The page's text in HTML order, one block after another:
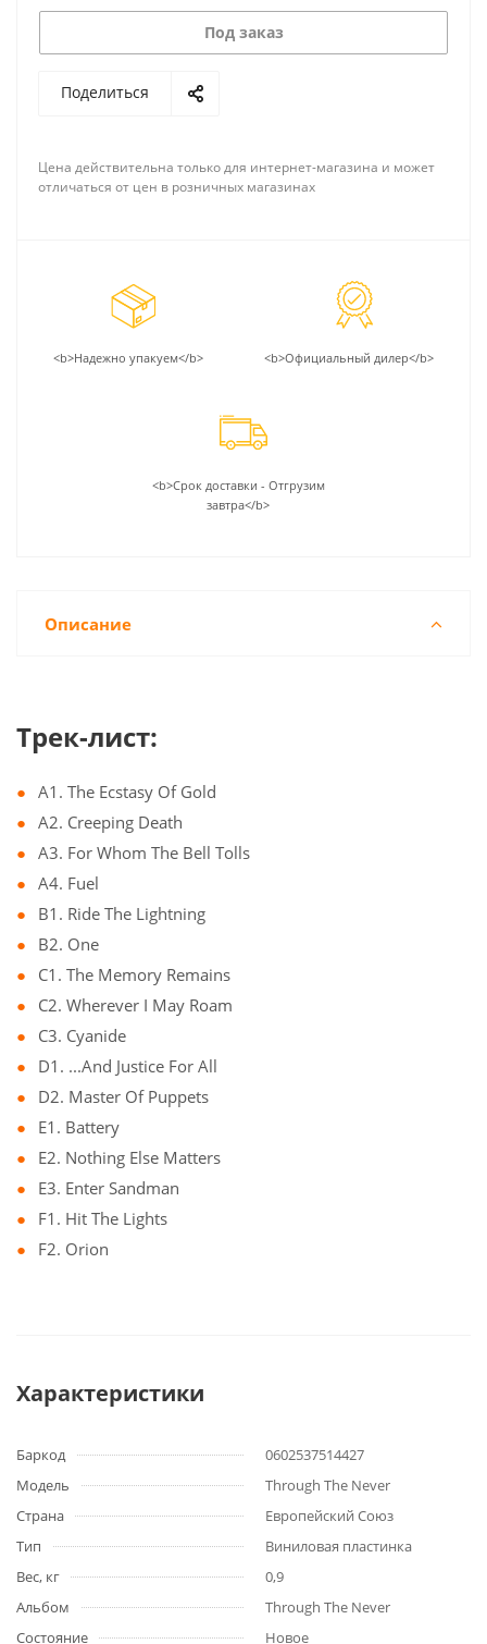
Под заказ
Поделиться
Цена действительна только для интернет-магазина и может
отличаться от цен в розничных магазинах
<b>Надежно упакуем</b> <b>Официальный дилер</b>
<b>Срок доставки - Отгрузим
завтра</b>
Описание
Трек-лист:
A1. The Ecstasy Of Gold
A2. Creeping Death
A3. For Whom The Bell Tolls
A4. Fuel
B1. Ride The Lightning
B2. One
C1. The Memory Remains
C2. Wherever I May Roam
C3. Cyanide
D1. ...And Justice For All
D2. Master Of Puppets
E1. Battery
E2. Nothing Else Matters
E3. Enter Sandman
F1. Hit The Lights
F2. Orion
Характеристики
Баркод
0602537514427
Модель
Through The Never
Страна
Европейский Союз
Тип
Виниловая пластинка
Вес, кг
0,9
Альбом
Through The Never
Состояние
Новое